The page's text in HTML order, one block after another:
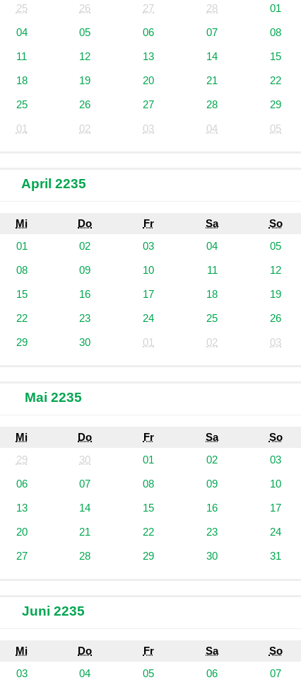
25 26 27 28
01
04 05 06 07
08
11 12 13 14
15
18 19 20 21
22
25 26 27 28
29
01 02 03 04 05
April 2235
Mi Do Fr Sa
So
01 02 03 04
05
08 09 10 11
12
15 16 17 18
19
22 23 24 25
26
29 30 01 02 03
Mai 2235
Mi Do Fr Sa
So
29 30 01 02
03
06 07 08 09
10
13 14 15 16
17
20 21 22 23
24
27 28 29 30 31
Juni 2235
Mi Do Fr Sa
So
03 04 05 06
07